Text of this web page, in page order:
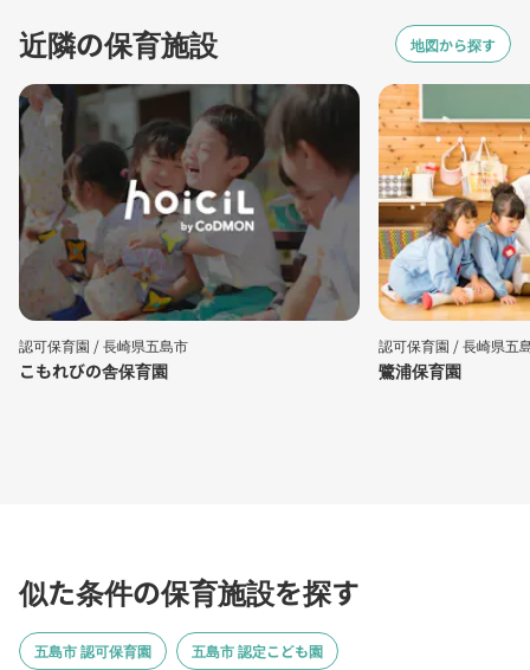
近隣の保育施設 地図から探す
認可保育園 /長崎県五島市
こもれびの舎保育園
認可保育園 /長崎県五
鷺浦保育園
似た条件の保育施設を探す
五島市 認可保育園 五島市 認定こども園